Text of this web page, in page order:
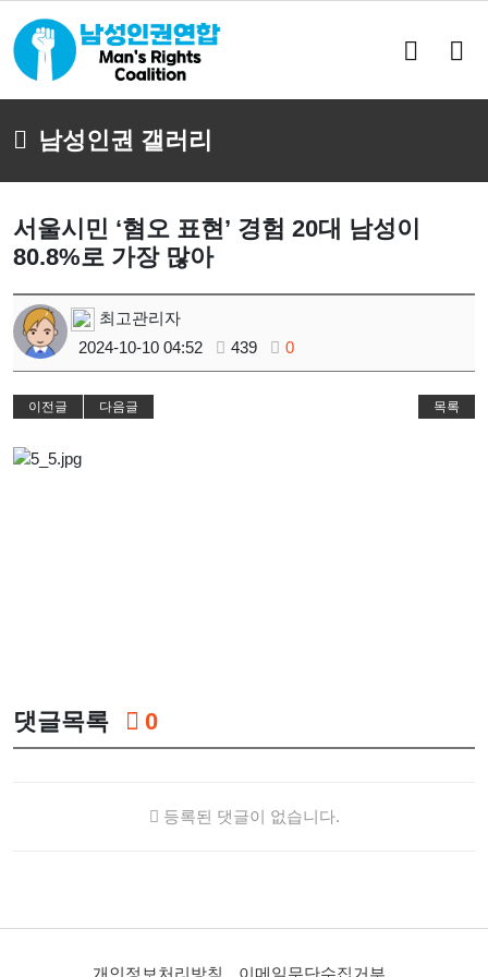
검
버
메
버
남성인권 갤러리
서울시민 ‘혐오 표현’ 경험 20대 남성이
80.8%로 가장 많아
최고관리자
2024-10-10 04:52
439 0
이전글 다음글 목록
댓글목록 0
등록된 댓글이 없습니다.
개인정보처리방침 이메일무단수집거부